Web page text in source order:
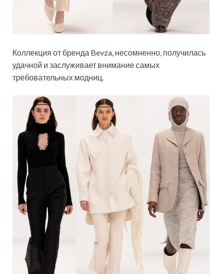
Коллекция от бренда Bevza, несомненно, получилась
удачной и заслуживает внимание самых
требовательных модниц.